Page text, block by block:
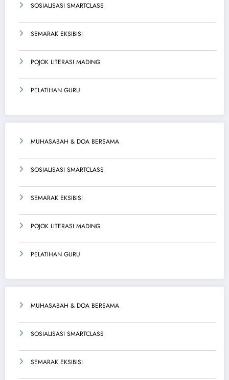
SOSIALISASI SMARTCLASS
SEMARAK EKSIBISI
POJOK LITERASI MADING
PELATIHAN GURU
MUHASABAH & DOA BERSAMA
SOSIALISASI SMARTCLASS
SEMARAK EKSIBISI
POJOK LITERASI MADING
PELATIHAN GURU
MUHASABAH & DOA BERSAMA
SOSIALISASI SMARTCLASS
SEMARAK EKSIBISI